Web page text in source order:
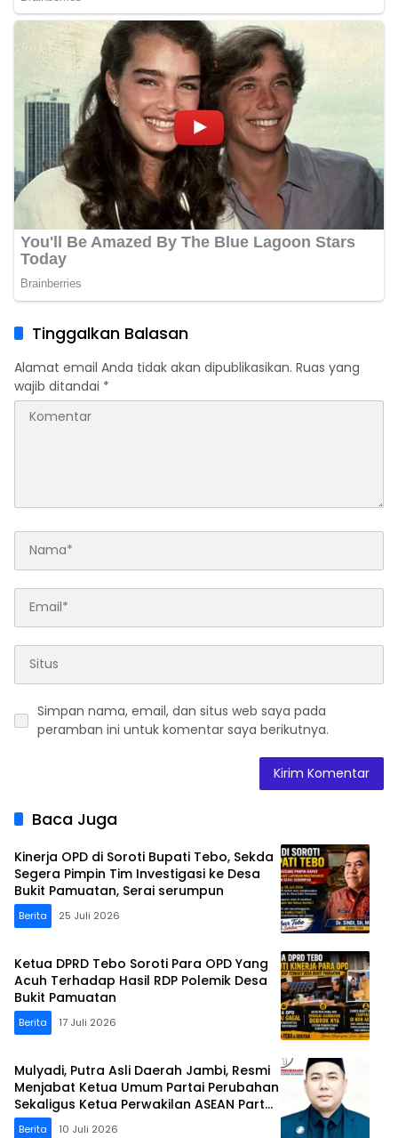
Tinggalkan Balasan
Alamat email Anda tidak akan dipublikasikan. Ruas yang
wajib ditandai *
Simpan nama, email, dan situs web saya pada
peramban ini untuk komentar saya berikutnya.
Baca Juga
Kinerja OPD di Soroti Bupati Tebo, Sekda
Segera Pimpin Tim Investigasi ke Desa
Bukit Pamuatan, Serai serumpun
Berita 25 Juli 2026
Ketua DPRD Tebo Soroti Para OPD Yang
Acuh Terhadap Hasil RDP Polemik Desa
Bukit Pamuatan
Berita 17 Juli 2026
Mulyadi, Putra Asli Daerah Jambi, Resmi
Menjabat Ketua Umum Partai Perubahan
Sekaligus Ketua Perwakilan ASEAN Partai
Perubahan di Malaysia
Berita 10 Juli 2026